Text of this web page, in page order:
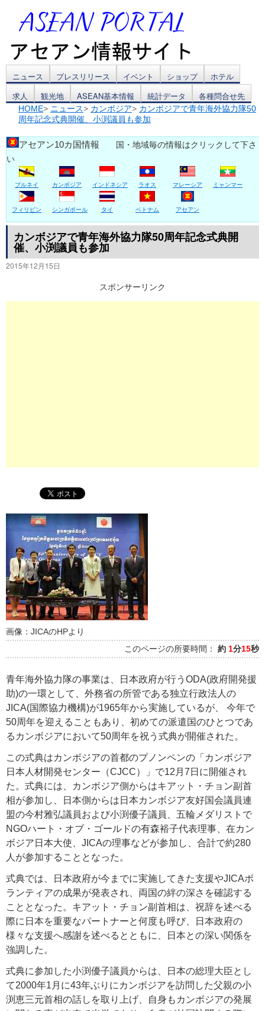
コ
ン
テ
ン
ツ
へ
ス
キ
ッ
ニュース プレスリリース イベント ショップ
ホテル
求人
観光地 ASEAN基本情報 統計データ 各種問合せ先
HOME> ニュース> カンボジア> カンボジアで青年海外協力隊50
周年記念式典開催、小渕議員も参加
アセアン10カ国情報 国・地域毎の情報はクリックして下さ
い
ブルネイ カンボジア インドネシア ラオス マレーシア ミャンマー
フィリピン シンガポール タイ ベトナム アセアン
カンボジアで青年海外協力隊50周年記念式典開
催、小渕議員も参加
2015年12月15日
スポンサーリンク
画像：JICAのHPより
このページの所要時間： 約 1分15秒
青年海外協力隊の事業は、日本政府が行うODA(政府開発援
助)の一環として、外務省の所管である独立行政法人の
JICA(国際協力機構)が1965年から実施しているが、 今年で
50周年を迎えることもあり、初めての派遣国のひとつであ
るカンボジアにおいて50周年を祝う式典が開催された。
この式典はカンボジアの首都のプノンペンの「カンボジア
日本人材開発センター（CJCC）」で12月7日に開催され
た。式典には、カンボジア側からはキアット・チョン副首
相が参加し、日本側からは日本カンボジア友好国会議員連
盟の今村雅弘議員および小渕優子議員、五輪メダリストで
NGOハート・オブ・ゴールドの有森裕子代表理事、在カン
ボジア日本大使、JICAの理事などが参加し、合計で約280
人が参加することとなった。
式典では、日本政府が今までに実施してきた支援やJICAボ
ランティアの成果が発表され、両国の絆の深さを確認する
こととなった。キアット・チョン副首相は、祝辞を述べる
際に日本を重要なパートナーと何度も呼び、日本政府の
様々な支援へ感謝を述べるとともに、日本との深い関係を
強調した。
式典に参加した小渕優子議員からは、日本の総理大臣とし
て2000年1月に43年ぶりにカンボジアを訪問した父親の小
渕恵三元首相の話しを取り上げ、自身もカンボジアの発展